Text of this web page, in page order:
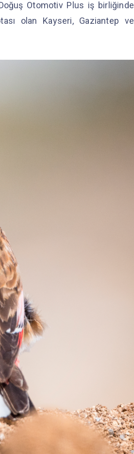
Otomotiv Plus iş birliğinde
olan Kayseri, Gaziantep ve